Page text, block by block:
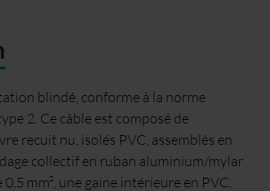
blindé, conforme à la norme
2. Ce câble est composé de
recuit nu, isolés PVC, assemblés en
collectif en ruban aluminium/mylar
mm², une gaine intérieure en PVC,